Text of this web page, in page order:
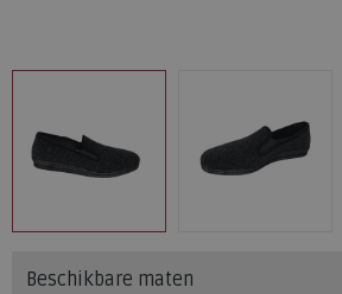
Beschikbare maten